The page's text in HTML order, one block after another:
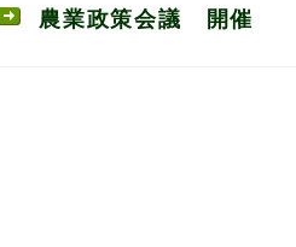
農業政策会議 開催